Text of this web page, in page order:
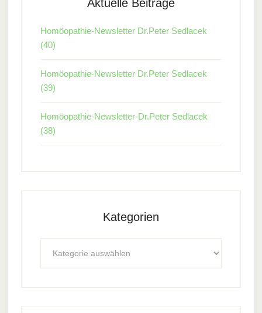
Aktuelle Beiträge
Homöopathie-Newsletter Dr.Peter Sedlacek
(40)
Homöopathie-Newsletter Dr.Peter Sedlacek
(39)
Homöopathie-Newsletter-Dr.Peter Sedlacek
(38)
Kategorien